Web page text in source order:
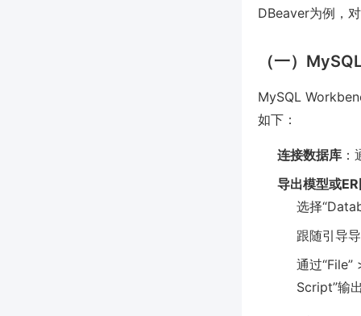
DBeaver为例，
（一）
MySQL
如下：
连接数据库
导出模型或
选择
跟随引导
通过“File”
Script”输